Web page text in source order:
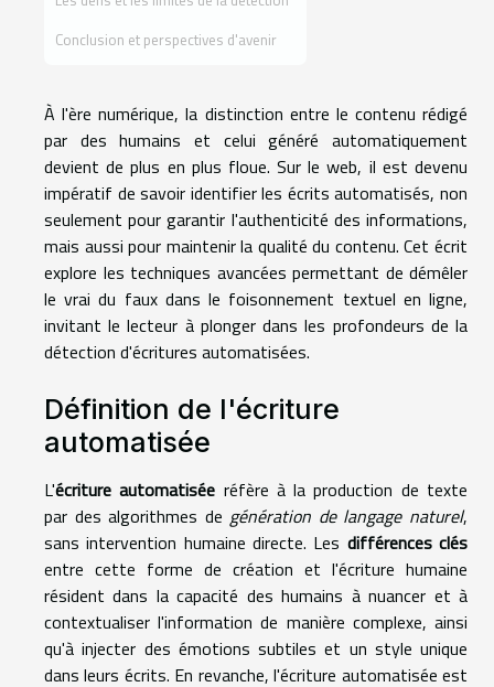
Conclusion et perspectives d'avenir
À l'ère numérique, la distinction entre le contenu rédigé
par des humains et celui généré automatiquement
devient de plus en plus floue. Sur le web, il est devenu
impératif de savoir identifier les écrits automatisés, non
seulement pour garantir l'authenticité des informations,
mais aussi pour maintenir la qualité du contenu. Cet écrit
explore les techniques avancées permettant de démêler
le vrai du faux dans le foisonnement textuel en ligne,
invitant le lecteur à plonger dans les profondeurs de la
détection d'écritures automatisées.
Définition de l'écriture
automatisée
L'écriture automatisée réfère à la production de texte
par des algorithmes de génération de langage naturel,
sans intervention humaine directe. Les différences clés
entre cette forme de création et l'écriture humaine
résident dans la capacité des humains à nuancer et à
contextualiser l'information de manière complexe, ainsi
qu'à injecter des émotions subtiles et un style unique
dans leurs écrits. En revanche, l'écriture automatisée est